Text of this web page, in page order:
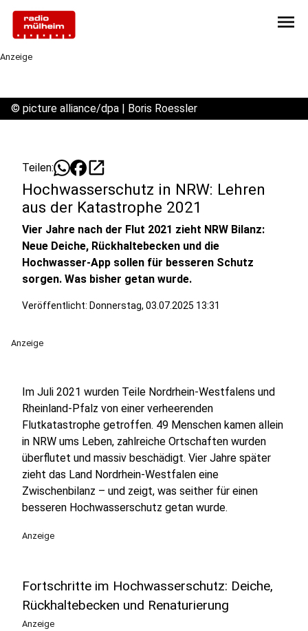
menu
Anzeige
© picture alliance/dpa | Boris Roessler
Teilen: open_in_new
Hochwasserschutz in NRW: Lehren
aus der Katastrophe 2021
Vier Jahre nach der Flut 2021 zieht NRW Bilanz:
Neue Deiche, Rückhaltebecken und die
Hochwasser-App sollen für besseren Schutz
sorgen. Was bisher getan wurde.
Veröffentlicht: Donnerstag, 03.07.2025 13:31
Anzeige
Im Juli 2021 wurden Teile Nordrhein-Westfalens und
Rheinland-Pfalz von einer verheerenden
Flutkatastrophe getroffen. 49 Menschen kamen allein
in NRW ums Leben, zahlreiche Ortschaften wurden
überflutet und massiv beschädigt. Vier Jahre später
zieht das Land Nordrhein-Westfalen eine
Zwischenbilanz – und zeigt, was seither für einen
besseren Hochwasserschutz getan wurde.
Anzeige
Fortschritte im Hochwasserschutz: Deiche,
Rückhaltebecken und Renaturierung
Anzeige